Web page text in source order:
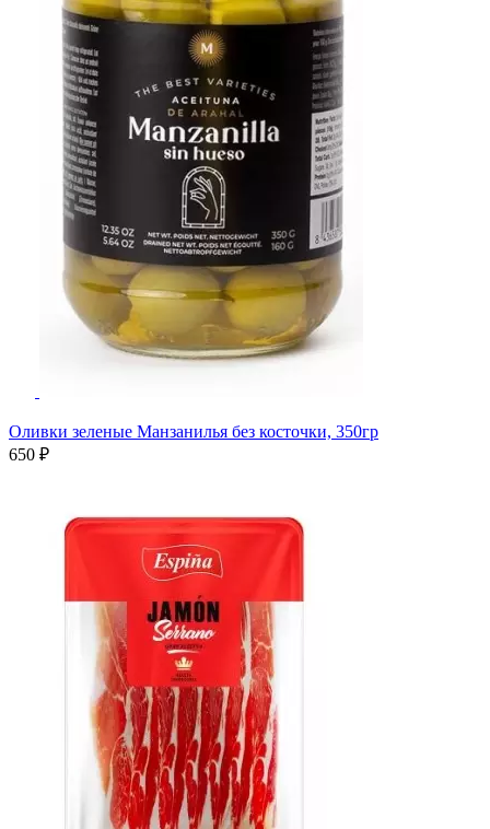
Оливки зеленые Манзанилья без косточки, 350гр
650 ₽